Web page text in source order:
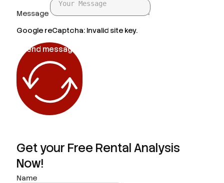
Message
Google reCaptcha: Invalid site key.
Send message
Get your Free Rental Analysis
Now!
Name